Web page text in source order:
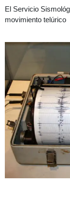
El Servicio
movimiento telúrico